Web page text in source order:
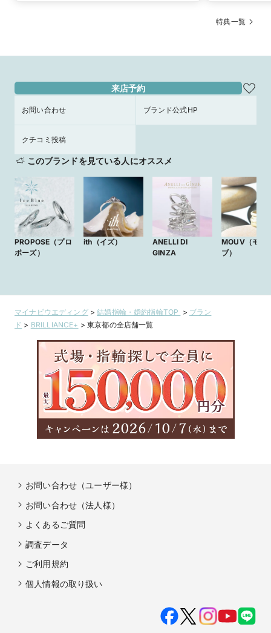
特典一覧
来店予約
お問い合わせ ブランド公式HP
クチコミ投稿
このブランドを見ている人にオススメ
PROPOSE（プロ
ポーズ）
ith（イズ）
ANELLI DI
GINZA
MOUV（モー
ブ）
マイナビウエディング>結婚指輪・婚約指輪TOP > ブラン
ド > BRILLIANCE+ >東京都の全店舗一覧
お問い合わせ（ユーザー様）
お問い合わせ（法人様）
よくあるご質問
調査データ
ご利用規約
個人情報の取り扱い